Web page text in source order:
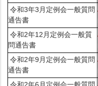
令和3年3月定例会一般質問
通告書
令和2年12月定例会一般質
問通告書
令和2年9月定例会一般質問
通告書